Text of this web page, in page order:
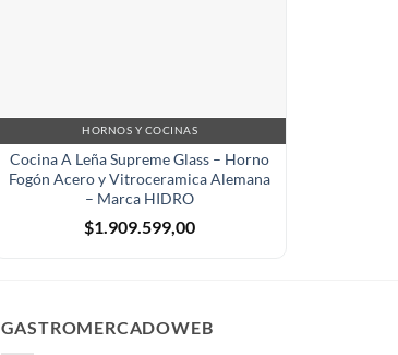
HORNOS Y COCINAS
Cocina A Leña Supreme Glass – Horno
Fogón Acero y Vitroceramica Alemana
– Marca HIDRO
$1.909.599,00
GASTROMERCADOWEB